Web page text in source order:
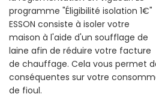
programme "Éligibilité isolation 1€"
ESSON consiste à isoler votre
maison à l'aide d'un soufflage de
laine afin de réduire votre facture
de chauffage. Cela vous permet
conséquentes sur votre
de fioul.